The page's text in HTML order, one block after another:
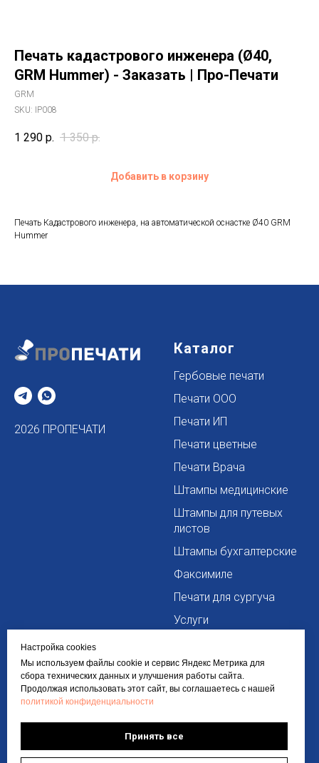
Настройка cookies
Мы используем файлы cookie и сервис Яндекс Метрика для
сбора технических данных и улучшения работы сайта.
Продолжая использовать этот сайт, вы соглашаетесь с нашей
политикой конфиденциальности
Принять все
Печать кадастрового инженера (Ø40,
GRM Hummer) - Заказать | Про-Печати
GRM
SKU: IP008
1 290 р. 1 350 р.
Добавить в корзину
Печать Кадастрового инженера, на автоматической оснастке Ø40 GRM
Hummer
2026 ПРОПЕЧАТИ
Каталог
Гербовые печати
Печати ООО
Печати ИП
Печати цветные
Печати Врача
Штампы медицинские
Штампы для путевых
листов
Штампы бухгалтерские
Факсимиле
Печати для сургуча
Услуги
Информация
Политика
конфиденциальности
Требования к макетам
Контакты
info@pro-pechaty24.ru